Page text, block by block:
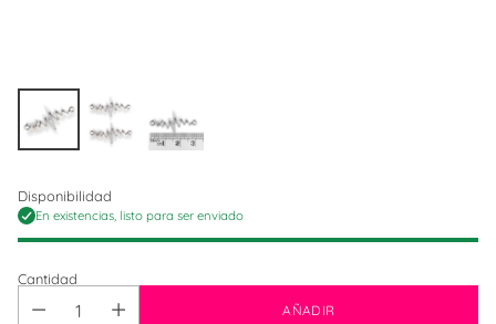
Disponibilidad
En existencias, listo para ser enviado
Cantidad
AÑADIR